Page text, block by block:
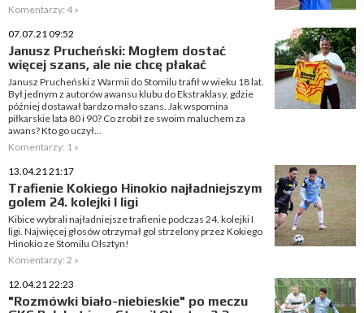
Komentarzy: 4 »
07.07.21 09:52
Janusz Prucheński: Mogłem dostać
więcej szans, ale nie chcę płakać
Janusz Prucheński z Warmii do Stomilu trafił w wieku 18 lat.
Był jednym z autorów awansu klubu do Ekstraklasy, gdzie
później dostawał bardzo mało szans. Jak wspomina
piłkarskie lata 80 i 90? Co zrobił ze swoim maluchem za
awans? Kto go uczył...
Komentarzy: 1 »
13.04.21 21:17
Trafienie Kokiego Hinokio najładniejszym
golem 24. kolejki I ligi
Kibice wybrali najładniejsze trafienie podczas 24. kolejki I
ligi. Najwięcej głosów otrzymał gol strzelony przez Kokiego
Hinokio ze Stomilu Olsztyn!
Komentarzy: 2 »
12.04.21 22:23
"Rozmówki biało-niebieskie" po meczu